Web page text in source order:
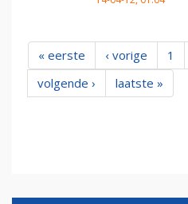
« eerste ‹ vorige 1
volgende ›
laatste »